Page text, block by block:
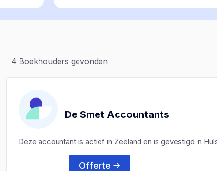
4 Boekhouders gevonden
De Smet Accountants
Deze accountant is actief in Zeeland en is gevestigd in
Offerte